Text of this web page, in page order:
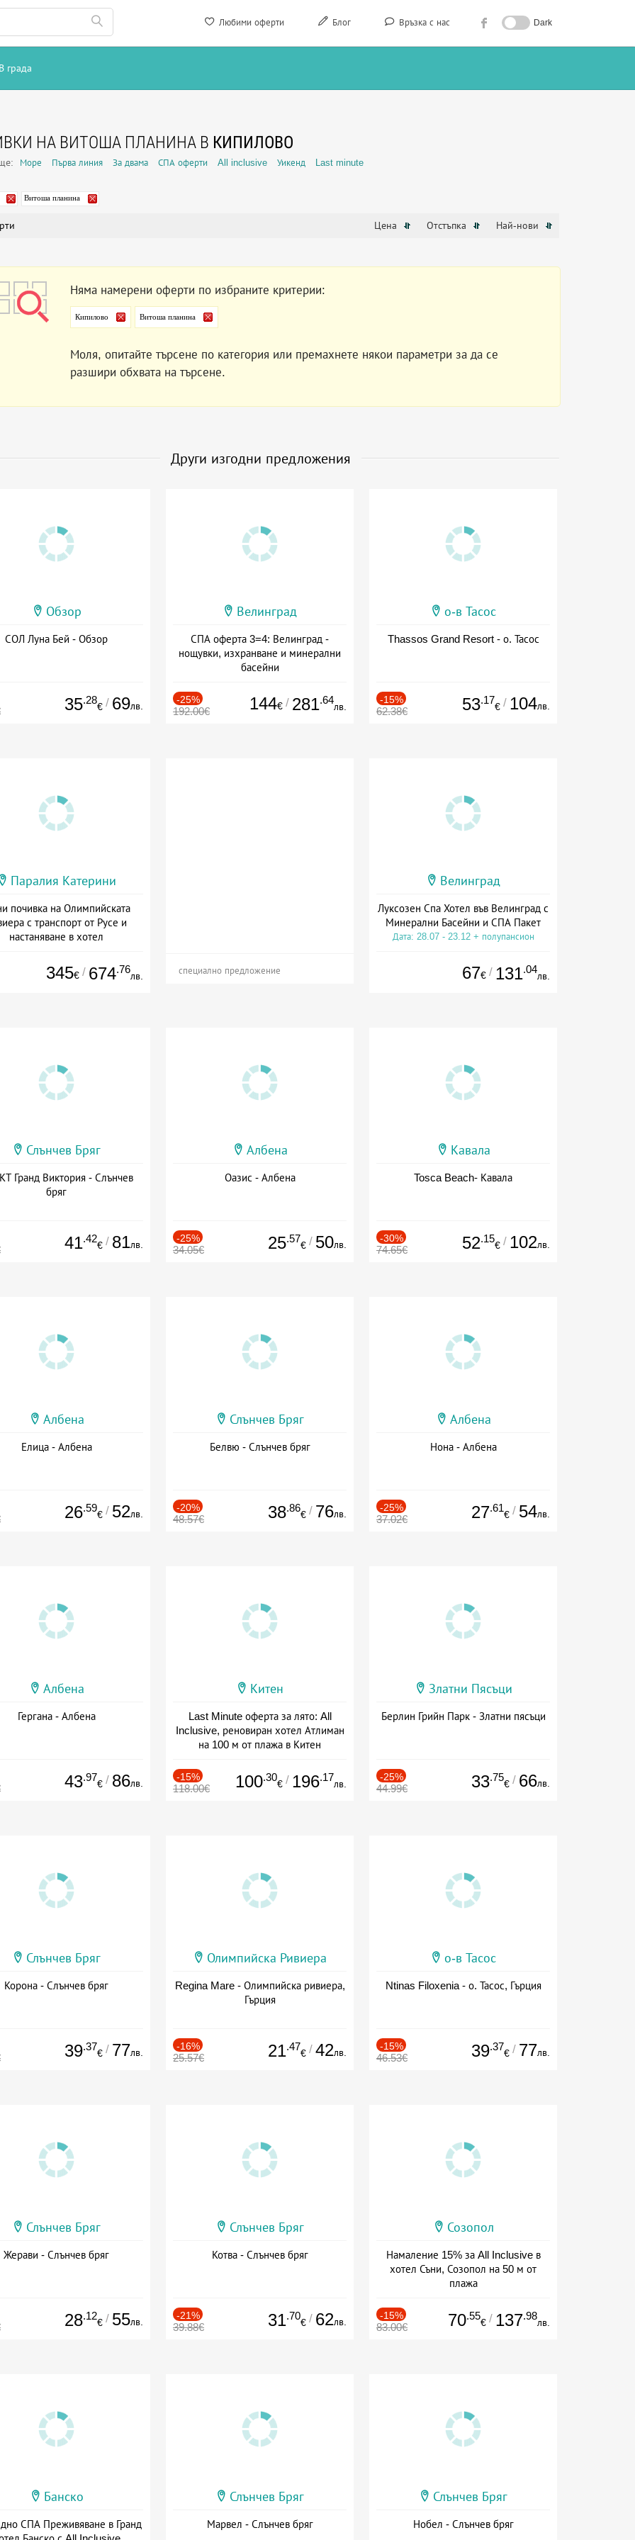
Любими оферти Блог Връзка с нас Dark
В града
НА ВИТОША ПЛАНИНА В КИПИЛОВО
Море Първа линия За двама СПА оферти All inclusive Уикенд Last minute
Витоша планина
Цена Отстъпка Най-нови
Няма намерени оферти по избраните критерии:
Кипилово Витоша планина
Моля, опитайте търсене по категория или премахнете някои параметри за да се
разшири обхвата на търсене.
Други изгодни предложения
Обзор
СОЛ Луна Бей - Обзор
35.28
€ / 69лв.
Велинград
СПА оферта 3=4: Велинград -
нощувки, изхранване и минерални
басейни
-25%
192.00€ 144€ / 281.64
лв.
о-в Тасос
Thassos Grand Resort - о. Тасос
-15%
62.38€ 53.17
€ / 104лв.
Паралия Катерини
почивка на Олимпийската
с транспорт от Русе и
настаняване в хотел
345€ / 674.76
лв. специално предложение
Велинград
Луксозен Спа Хотел във Велинград с
Минерални Басейни и СПА Пакет
Дата: 28.07 - 23.12 + полупансион
67€ / 131.04
лв.
Слънчев Бряг
Гранд Виктория - Слънчев
бряг
41.42
€ / 81лв.
Албена
Оазис - Албена
-25%
34.05€ 25.57
€ / 50лв.
Кавала
Tosca Beach- Кавала
-30%
74.65€ 52.15
€ / 102лв.
Албена
Елица - Албена
26.59
€ / 52лв.
Слънчев Бряг
Белвю - Слънчев бряг
-20%
48.57€ 38.86
€ / 76лв.
Албена
Нона - Албена
-25%
37.02€ 27.61
€ / 54лв.
Албена
Гергана - Албена
43.97
€ / 86лв.
Китен
Last Minute оферта за лято: All
Inclusive, реновиран хотел Атлиман
на 100 м от плажа в Китен
-15%
118.00€ 100.30
€ / 196.17
лв.
Златни Пясъци
Берлин Грийн Парк - Златни пясъци
-25%
44.99€ 33.75
€ / 66лв.
Слънчев Бряг
Корона - Слънчев бряг
39.37
€ / 77лв.
Олимпийска Ривиера
Regina Mare - Олимпийска ривиера,
Гърция
-16%
25.57€ 21.47
€ / 42лв.
о-в Тасос
Ntinas Filoxenia - о. Тасос, Гърция
-15%
46.53€ 39.37
€ / 77лв.
Слънчев Бряг
Жерави - Слънчев бряг
28.12
€ / 55лв.
Слънчев Бряг
Котва - Слънчев бряг
-21%
39.88€ 31.70
€ / 62лв.
Созопол
Намаление 15% за All Inclusive в
хотел Съни, Созопол на 50 м от
плажа
-15%
83.00€ 70.55
€ / 137.98
лв.
Банско
СПА Преживяване в Гранд
Слънчев Бряг
Марвел - Слънчев бряг
Слънчев Бряг
Нобел - Слънчев бряг